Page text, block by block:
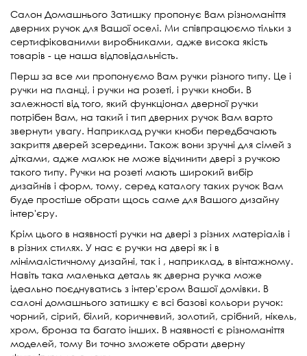
Салон Домашнього Затишку пропонує Вам різноманіття
дверних ручок для Вашої оселі. Ми співпрацюємо тільки з
сертифікованими виробниками, адже висока якість
товарів - це наша відповідальність.
Перш за все ми пропонуємо Вам ручки різного типу. Це і
ручки на планці, і ручки на розеті, і ручки кноби. В
залежності від того, який функціонал дверної ручки
потрібен Вам, на такий і тип дверних ручок Вам варто
звернути увагу. Наприклад ручки кноби передбачають
закриття дверей зсередини. Також вони зручні для сімей з
дітками, адже малюк не може відчинити двері з ручкою
такого типу. Ручки на розеті мають широкий вибір
дизайнів і форм, тому, серед каталогу таких ручок Вам
буде простіше обрати щось саме для Вашого дизайну
інтер'єру.
Крім цього в наявності ручки на двері з різних матеріалів і
в різних стилях. У нас є ручки на двері як і в
мінімалістичному дизайні, так і , наприклад, в вінтажному.
Навіть така маленька деталь як дверна ручка може
ідеально поєднуватись з інтер'єром Вашої домівки. В
салоні домашнього затишку є всі базові кольори ручок:
чорний, сірий, білий, коричневий, золотий, срібний, нікель,
хром, бронза та багато інших. В наявності є різноманіття
моделей, тому Ви точно зможете обрати дверну